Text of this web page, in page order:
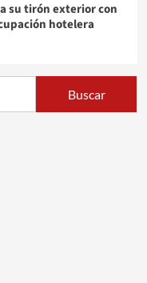
su tirón exterior con
hotelera